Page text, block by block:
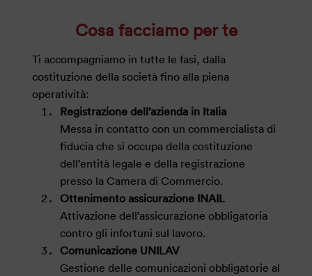
Cosa facciamo per te
Ti accompagniamo in tutte le fasi, dalla
costituzione della società fino alla piena
operatività:
Registrazione dell’azienda in Italia
Messa in contatto con un commercialista di
fiducia che si occupa della costituzione
dell’entità legale e della registrazione
presso la Camera di Commercio.
Ottenimento assicurazione INAIL
Attivazione dell’assicurazione obbligatoria
contro gli infortuni sul lavoro.
Comunicazione UNILAV
Gestione delle comunicazioni obbligatorie al